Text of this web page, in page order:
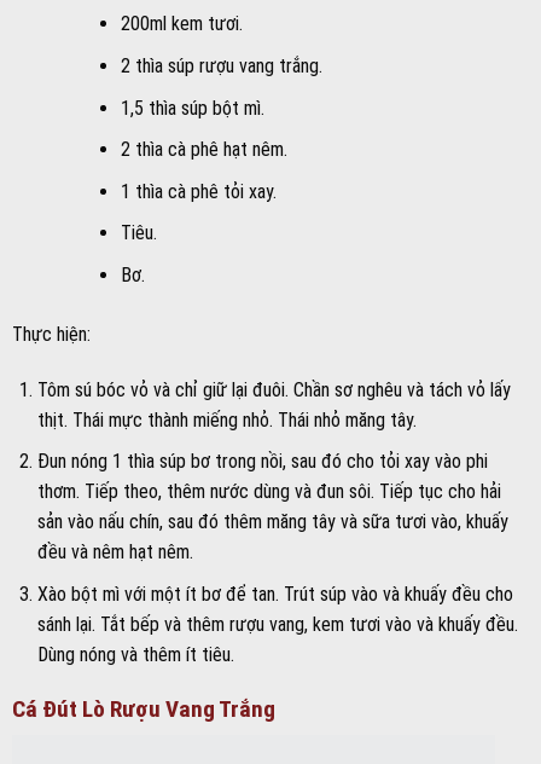
200ml kem tươi.
2 thìa súp rượu vang trắng.
1,5 thìa súp bột mì.
2 thìa cà phê hạt nêm.
1 thìa cà phê tỏi xay.
Tiêu.
Bơ.
Thực hiện:
Tôm sú bóc vỏ và chỉ giữ lại đuôi. Chần sơ nghêu và tách vỏ lấy
thịt. Thái mực thành miếng nhỏ. Thái nhỏ măng tây.
Đun nóng 1 thìa súp bơ trong nồi, sau đó cho tỏi xay vào phi
thơm. Tiếp theo, thêm nước dùng và đun sôi. Tiếp tục cho hải
sản vào nấu chín, sau đó thêm măng tây và sữa tươi vào, khuấy
đều và nêm hạt nêm.
Xào bột mì với một ít bơ để tan. Trút súp vào và khuấy đều cho
sánh lại. Tắt bếp và thêm rượu vang, kem tươi vào và khuấy đều.
Dùng nóng và thêm ít tiêu.
Cá Đút Lò Rượu Vang Trắng